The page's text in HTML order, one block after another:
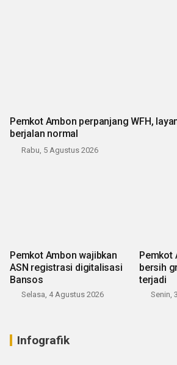
Pemkot Ambon perpanjang WFH,
berjalan normal
Rabu, 5 Agustus 2026
Pemkot Ambon wajibkan
ASN registrasi digitalisasi
Bansos
Selasa, 4 Agustus 2026
Pemkot
bersih
terjadi
Senin,
Infografik